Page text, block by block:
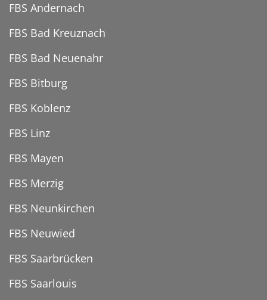
FBS Andernach
FBS Bad Kreuznach
FBS Bad Neuenahr
FBS Bitburg
FBS Koblenz
FBS Linz
FBS Mayen
FBS Merzig
FBS Neunkirchen
FBS Neuwied
FBS Saarbrücken
FBS Saarlouis